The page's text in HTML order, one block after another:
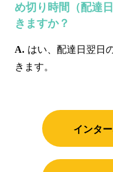
め切り時間（配達
きますか？
はい、配達日翌日
きます。
インタ